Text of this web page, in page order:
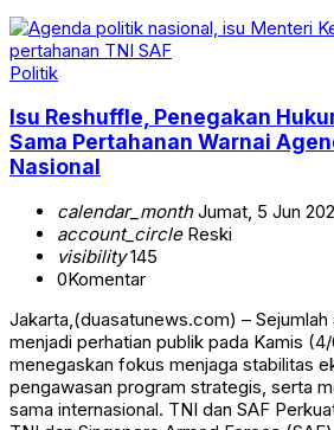
Politik
Isu Reshuffle, Penegakan
Sama Pertahanan Warnai
Nasional
calendar_monthJumat, 5 Jun
account_circleReski
visibility145
0Komentar
Jakarta,(duasatunews.com) – Sejumlah
menjadi perhatian publik pada Kamis
menegaskan fokus menjaga stabilitas
pengawasan program strategis, serta
sama internasional. TNI dan SAF